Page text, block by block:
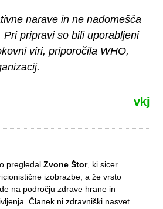
narave in ne nadomešča
Pri pripravi so bili uporabljeni
viri, priporočila WHO,
vkj
pregledalZvone Štor, ki sicer
izobrazbe, a že vrsto
na področju zdrave hrane in
Članek ni zdravniški nasvet.